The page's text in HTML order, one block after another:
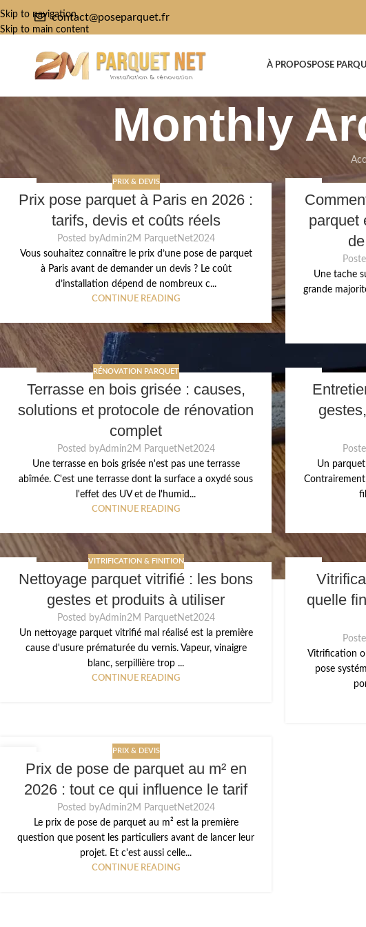
Skip to navigation
Skip to main content
contact@poseparquet.fr
À PROPOSPOSE
Monthly
MAI
PRIX & DEVIS
Prix pose parquet à Paris en 2026 :
tarifs, devis et coûts réels
Posted byAdmin2M ParquetNet2024
Vous souhaitez connaître le prix d’une pose de parquet
à Paris avant de demander un devis ? Le coût
d’installation dépend de nombreux c...
CONTINUE READING
MAI
parquet
Une tache
grande
RÉNOVATION PARQUET
Terrasse en bois grisée : causes,
solutions et protocole de rénovation
complet
Posted byAdmin2M ParquetNet2024
Une terrasse en bois grisée n'est pas une terrasse
abîmée. C'est une terrasse dont la surface a oxydé sous
l'effet des UV et de l'humid...
CONTINUE READING
Un
MAI
VITRIFICATION & FINITION
Nettoyage parquet vitrifié : les bons
gestes et produits à utiliser
Posted byAdmin2M ParquetNet2024
Un nettoyage parquet vitrifié mal réalisé est la première
cause d'usure prématurée du vernis. Vapeur, vinaigre
blanc, serpillière trop ...
CONTINUE READING
quelle
Vitrification
pose
PRIX & DEVIS
Prix de pose de parquet au m² en
2026 : tout ce qui influence le tarif
Posted byAdmin2M ParquetNet2024
Le prix de pose de parquet au m² est la première
question que posent les particuliers avant de lancer leur
projet. Et c'est aussi celle...
CONTINUE READING